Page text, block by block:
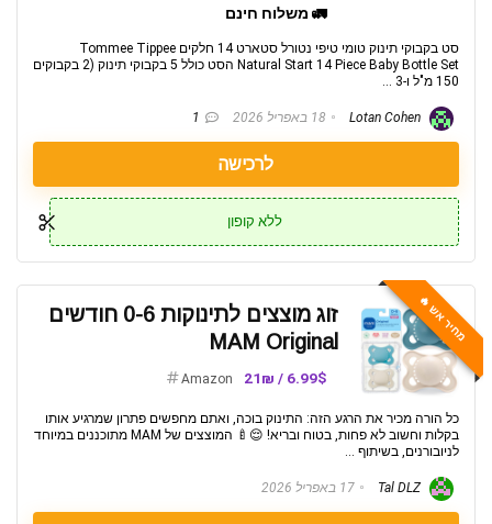
🚛 משלוח חינם
סט בקבוקי תינוק טומי טיפי נטורל סטארט 14 חלקים Tommee Tippee
Natural Start 14 Piece Baby Bottle Set הסט כולל 5 בקבוקי תינוק (2 בקבוקים
150 מ"ל ו-3 ...
18 באפריל 2026 1
לרכישה
ללא קופון
מחיר אש 🔥
זוג מוצצים לתינוקות 0-6 חודשים
MAM Original
6.99$ / 21₪
Amazon
כל הורה מכיר את הרגע הזה: התינוק בוכה, ואתם מחפשים פתרון שמרגיע אותו
בקלות וחשוב לא פחות, בטוח ובריא! 😌🍼 המוצצים של MAM מתוכננים במיוחד
לניובורנים, בשיתוף ...
Tal DLZ 17 באפריל 2026